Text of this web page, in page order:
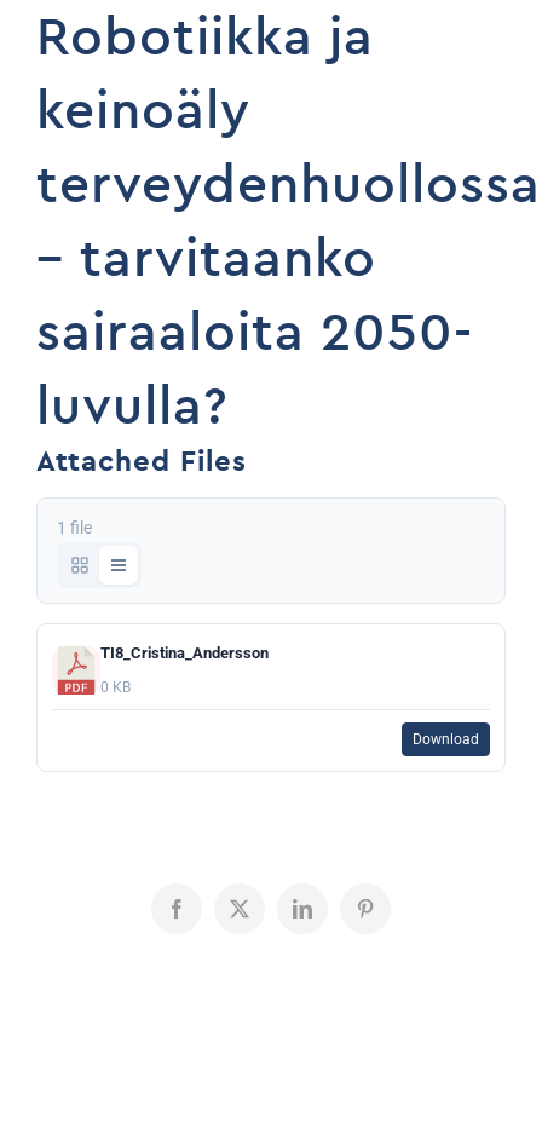
Robotiikka ja
keinoäly
terveydenhuollossa
– tarvitaanko
sairaaloita 2050-
luvulla?
Attached Files
1 file
TI8_Cristina_Andersson
0 KB
Download
Facebook
X LinkedInPinterest